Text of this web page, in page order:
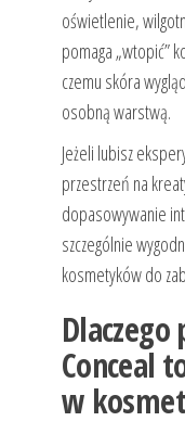
oświetlenie,
pomaga „wtopić”
czemu skóra
osobną warstwą.
Jeżeli lubisz
przestrzeń na
dopasowywanie
szczególnie
kosmetyków do
Dlaczego
Conceal
w